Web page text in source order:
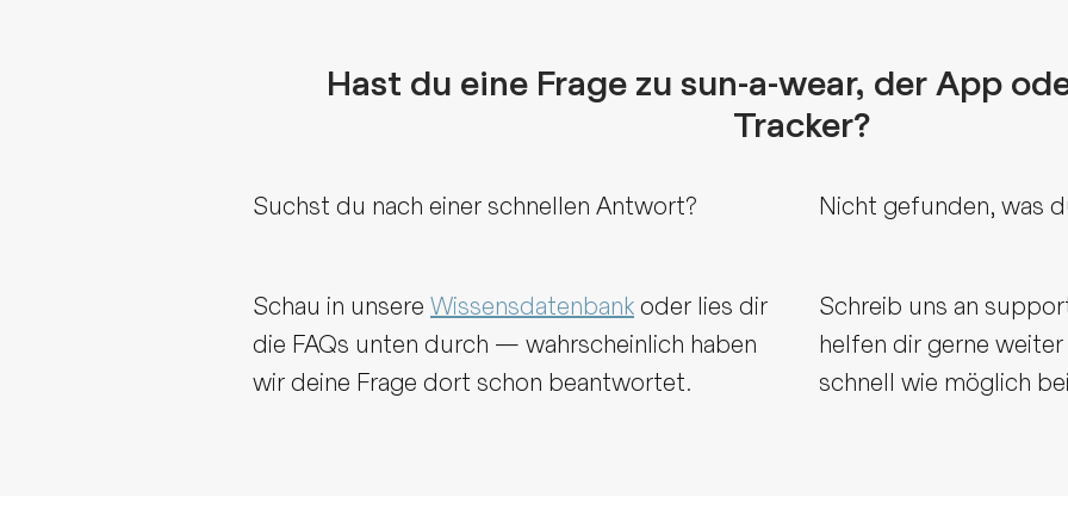
Hast du eine Frage zu sun-a-wear, der App
Tracker?
Suchst du nach einer schnellen Antwort?
Schau in unsere Wissensdatenbank oder lies dir
die FAQs unten durch — wahrscheinlich haben
wir deine Frage dort schon beantwortet.
Nicht gefunden, was
Schreib uns an
helfen dir gerne
schnell wie möglich